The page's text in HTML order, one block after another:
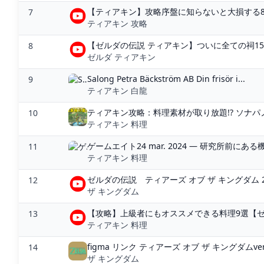
7
【ティアキン】攻略序盤に知らないと大損す
ティアキン 攻略
8
【ゼルダの伝説 ティアキン】ついに全ての祠
ゼルダ ティアキン
9
Salong Petra Bäckström AB Din frisör i...
ティアキン 白龍
10
ティアキン攻略：料理素材が取り放題!? ソナ
ティアキン 料理
11
ゲームエイト24 mar. 2024 — 研究所前にある
ティアキン 料理
12
ゼルダの伝説 ティアーズ オブ ザ キングダム
ザ キングダム
13
【攻略】上級者にもオススメできる料理9選
ティアキン 料理
14
figma リンク ティアーズ オブ ザ キングダム
ザ キングダム